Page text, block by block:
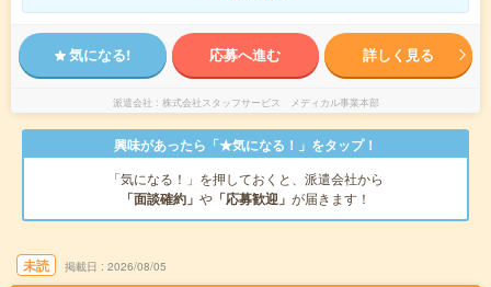
気になる! 応募へ進む 詳しく見る
派遣会社 株式会社スタッフサービス メディカル事業本部
興味があったら「★気になる！」をタップ！
「気になる！」を押しておくと、派遣会社から
「面談確約」 や 「応募歓迎」 が届きます！
未読 掲載日 2026/08/05